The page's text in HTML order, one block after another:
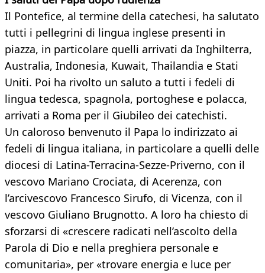
Il Pontefice, al termine della catechesi, ha salutato
tutti i pellegrini di lingua inglese presenti in
piazza, in particolare quelli arrivati da Inghilterra,
Australia, Indonesia, Kuwait, Thailandia e Stati
Uniti. Poi ha rivolto un saluto a tutti i fedeli di
lingua tedesca, spagnola, portoghese e polacca,
arrivati a Roma per il Giubileo dei catechisti.
Un caloroso benvenuto il Papa lo indirizzato ai
fedeli di lingua italiana, in particolare a quelli delle
diocesi di Latina-Terracina-Sezze-Priverno, con il
vescovo Mariano Crociata, di Acerenza, con
l’arcivescovo Francesco Sirufo, di Vicenza, con il
vescovo Giuliano Brugnotto. A loro ha chiesto di
sforzarsi di «crescere radicati nell’ascolto della
Parola di Dio e nella preghiera personale e
comunitaria», per «trovare energia e luce per